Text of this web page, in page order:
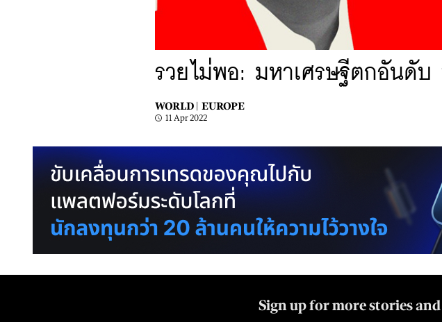
รวยไม่พอ: มหาเศรษฐีตกอันดับ
WORLD | EUROPE
11 Apr 2022
Sign up for more stories